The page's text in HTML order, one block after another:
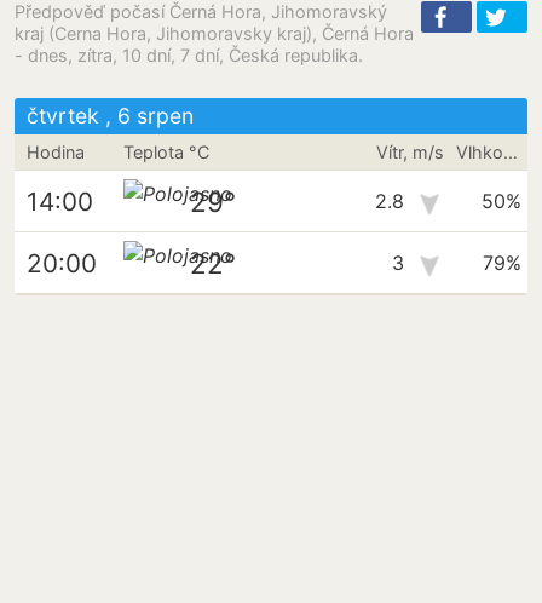
Předpověď počasí Černá Hora, Jihomoravský
kraj (Cerna Hora, Jihomoravsky kraj), Černá Hora
- dnes, zítra, 10 dní, 7 dní, Česká republika.
čtvrtek , 6 srpen
Hodina Teplota °C Vítr, m/s Vlhkost vzduchu
14:00 29° 2.8 50%
20:00 22° 3 79%